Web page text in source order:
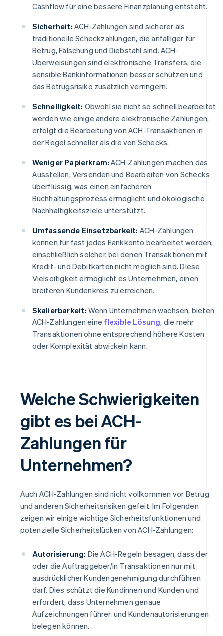
Cashflow für eine bessere Finanzplanung entsteht.
Sicherheit: ACH-Zahlungen sind sicherer als
traditionelle Scheckzahlungen, die anfälliger für
Betrug, Fälschung und Diebstahl sind. ACH-
Überweisungen sind elektronische Transfers, die
sensible Bankinformationen besser schützen und
das Betrugsrisiko zusätzlich verringern.
Schnelligkeit: Obwohl sie nicht so schnell bearbeitet
werden wie einige andere elektronische Zahlungen,
erfolgt die Bearbeitung von ACH-Transaktionen in
der Regel schneller als die von Schecks.
Weniger Papierkram: ACH-Zahlungen machen das
Ausstellen, Versenden und Bearbeiten von Schecks
überflüssig, was einen einfacheren
Buchhaltungsprozess ermöglicht und ökologische
Nachhaltigkeitsziele unterstützt.
Umfassende Einsetzbarkeit: ACH-Zahlungen
können für fast jedes Bankkonto bearbeitet werden,
einschließlich solcher, bei denen Transaktionen mit
Kredit- und Debitkarten nicht möglich sind. Diese
Vielseitigkeit ermöglicht es Unternehmen, einen
breiteren Kundenkreis zu erreichen.
Skalierbarkeit: Wenn Unternehmen wachsen, bieten
ACH-Zahlungen eine flexible Lösung, die mehr
Transaktionen ohne entsprechend höhere Kosten
oder Komplexität abwickeln kann.
Welche Schwierigkeiten
gibt es bei ACH-
Zahlungen für
Unternehmen?
Auch ACH-Zahlungen sind nicht vollkommen vor Betrug
und anderen Sicherheitsrisiken gefeit. Im Folgenden
zeigen wir einige wichtige Sicherheitsfunktionen und
potenzielle Sicherheitslücken von ACH-Zahlungen:
Autorisierung: Die ACH-Regeln besagen, dass der
oder die Auftraggeber/in Transaktionen nur mit
ausdrücklicher Kundengenehmigung durchführen
darf. Dies schützt die Kundinnen und Kunden und
erfordert, dass Unternehmen genaue
Aufzeichnungen führen und Kundenautorisierungen
belegen können.